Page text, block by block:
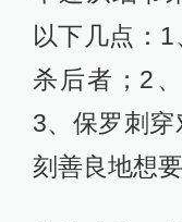
方的记事本
却发现这名
工人。